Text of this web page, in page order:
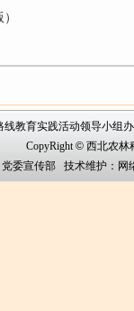
线教育实践活动领导小组
CopyRight© 西北农林
党委宣传部 技术维护：网